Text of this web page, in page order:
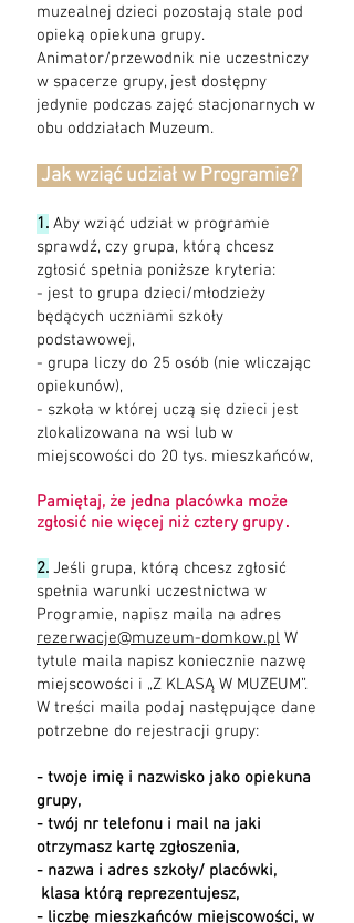
muzealnej dzieci pozostają stale pod
opieką opiekuna grupy.
Animator/przewodnik nie uczestniczy
w spacerze grupy, jest dostępny
jedynie podczas zajęć stacjonarnych w
obu oddziałach Muzeum.
Jak wziąć udział w Programie?
1. Aby wziąć udział w programie
sprawdź, czy grupa, którą chcesz
zgłosić spełnia poniższe kryteria:
- jest to grupa dzieci/młodzieży
będących uczniami szkoły
podstawowej,
- grupa liczy do 25 osób (nie wliczając
opiekunów),
- szkoła w której uczą się dzieci jest
zlokalizowana na wsi lub w
miejscowości do 20 tys. mieszkańców,
Pamiętaj, że jedna placówka może
zgłosić nie więcej niż cztery grupy .
2. Jeśli grupa, którą chcesz zgłosić
spełnia warunki uczestnictwa w
Programie, napisz maila na adres
rezerwacje@muzeum-domkow.pl W
tytule maila napisz koniecznie nazwę
miejscowości i „Z KLASĄ W MUZEUM”.
W treści maila podaj następujące dane
potrzebne do rejestracji grupy:
- twoje imię i nazwisko jako opiekuna
grupy,
- twój nr telefonu i mail na jaki
otrzymasz kartę zgłoszenia,
- nazwa i adres szkoły/ placówki,
klasa którą reprezentujesz,
- liczbę mieszkańców miejscowości, w